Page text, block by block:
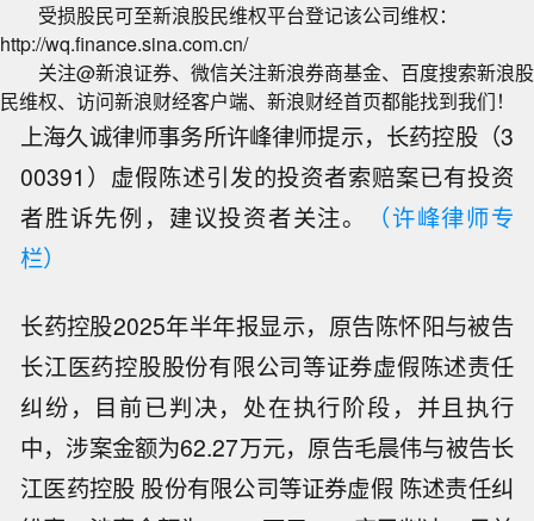
受损股民可至新浪股民维权平台登记该公司维权：
http://wq.finance.sina.com.cn/
关注@新浪证券、微信关注新浪券商基金、百度搜索新浪股
民维权、访问新浪财经客户端、新浪财经首页都能找到我们！
上海久诚律师事务所许峰律师提示，长药控股（3
00391）虚假陈述引发的投资者索赔案已有投资
者胜诉先例，建议投资者关注。
（许峰律师专
栏）
长药控股2025年半年报显示，原告陈怀阳与被告
长江医药控股股份有限公司等证券虚假陈述责任
纠纷，目前已判决，处在执行阶段，并且执行
中，涉案金额为62.27万元，原告毛晨伟与被告长
江医药控股 股份有限公司等证券虚假 陈述责任纠